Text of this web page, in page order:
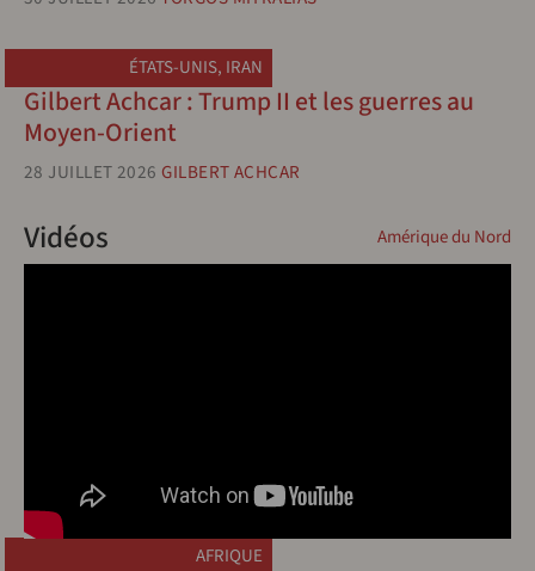
ÉTATS-UNIS, IRAN
Gilbert Achcar : Trump II et les guerres au
Moyen-Orient
28 JUILLET 2026 GILBERT ACHCAR
Amérique du Nord
Vidéos
AFRIQUE